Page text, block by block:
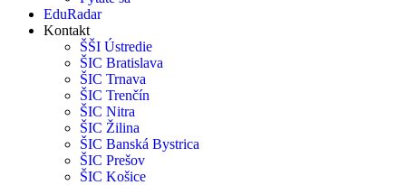
EduRadar
Kontakt
ŠŠI Ústredie
ŠIC Bratislava
ŠIC Trnava
ŠIC Trenčín
ŠIC Nitra
ŠIC Žilina
ŠIC Banská Bystrica
ŠIC Prešov
ŠIC Košice